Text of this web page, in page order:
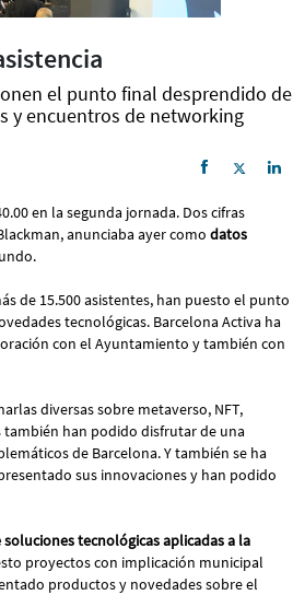
el punto final desprendido de
y encuentros de networking
en la segunda jornada. Dos cifras
anunciaba ayer como datos
de 15.500 asistentes, han puesto el punto
tecnológicas. Barcelona Activa ha
con el Ayuntamiento y también con
diversas sobre metaverso, NFT,
han podido disfrutar de una
de Barcelona. Y también se ha
sus innovaciones y han podido
tecnológicas aplicadas a la
proyectos con implicación municipal
productos y novedades sobre el